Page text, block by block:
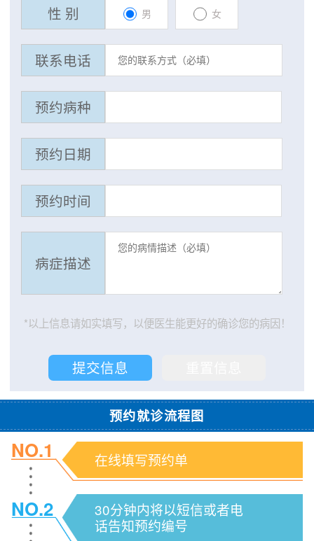
性 别 男 女
联系电话
预约病种
预约日期
预约时间
病症描述
*以上信息请如实填写，以便医生能更好的确诊您的病因！
预约就诊流程图
NO.1 在线填写预约单
NO.2
30分钟内将以短信或者电
话告知预约编号